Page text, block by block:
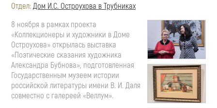
Отдел:Дом И.С. Остроухова в Трубниках
8 ноября в рамках проекта
«Коллекционеры и художники в Доме
Остроухова» открылась выставка
«Поэтические сказания художника
Александра Бубнова», подготовленная
Государственным музеем истории
российской литературы имени В. И. Даля
совместно с галереей «Веллум».